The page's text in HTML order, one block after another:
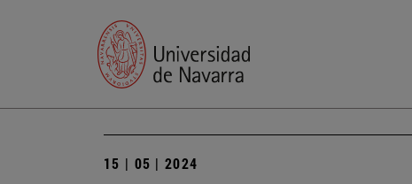
15 | 05 | 2024